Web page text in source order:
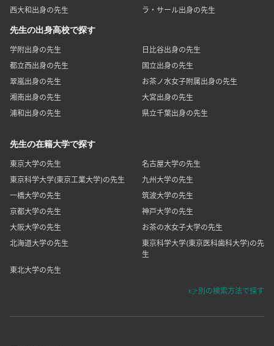
西大和出身の先生
ラ・サール出身の先生
先生の出身高校で探す
学附出身の先生
日比谷出身の先生
都立西出身の先生
国立出身の先生
翠嵐出身の先生
お茶ノ水女子附属出身の先生
湘南出身の先生
大宮出身の先生
浦和出身の先生
県立千葉出身の先生
先生の在籍大学で探す
東京大学の先生
名古屋大学の先生
東京科学大学(東京工業大学)の先生
九州大学の先生
一橋大学の先生
筑波大学の先生
京都大学の先生
神戸大学の先生
大阪大学の先生
お茶の水女子大学の先生
北海道大学の先生
東京科学大学(東京医科歯科大学)の先
生
東北大学の先生
👉別の検索方法で探す